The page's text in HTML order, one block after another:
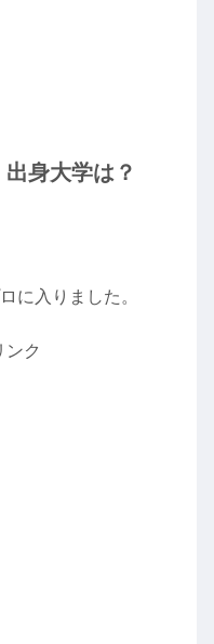
身大学は？
に入りました。
ンク